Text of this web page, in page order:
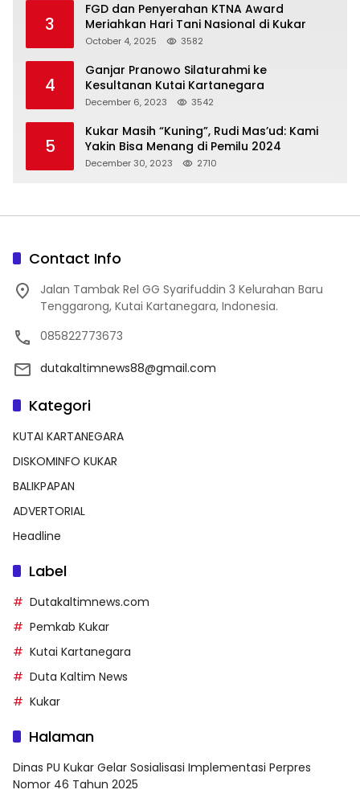
3
FGD dan Penyerahan KTNA Award
Meriahkan Hari Tani Nasional di Kukar
October 4, 2025 3582
4
Ganjar Pranowo Silaturahmi ke
Kesultanan Kutai Kartanegara
December 6, 2023 3542
5
Kukar Masih “Kuning”, Rudi Mas’ud: Kami
Yakin Bisa Menang di Pemilu 2024
December 30, 2023 2710
Contact Info
Jalan Tambak Rel GG Syarifuddin 3 Kelurahan Baru
Tenggarong, Kutai Kartanegara, Indonesia.
085822773673
dutakaltimnews88@gmail.com
Kategori
KUTAI KARTANEGARA
DISKOMINFO KUKAR
BALIKPAPAN
ADVERTORIAL
Headline
Label
Dutakaltimnews.com
Pemkab Kukar
Kutai Kartanegara
Duta Kaltim News
Kukar
Halaman
Dinas PU Kukar Gelar Sosialisasi Implementasi Perpres
Nomor 46 Tahun 2025